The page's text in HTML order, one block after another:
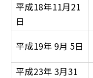
平成18年11月21
日
平成19年 9月 5日
平成23年 3月31